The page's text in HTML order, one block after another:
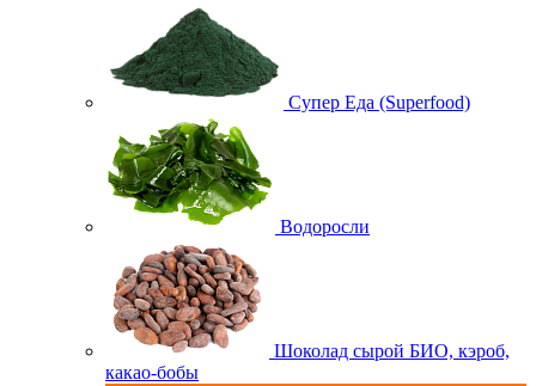
Супер Еда (Superfood)
Водоросли
Шоколад сырой БИО, кэроб,
какао-бобы